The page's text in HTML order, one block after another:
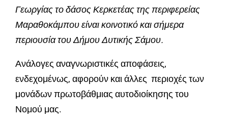
Γεωργίας το δάσος Κερκετέας της περιφερείας
Μαραθοκάμπου είναι κοινοτικό και σήμερα
περιουσία του Δήμου Δυτικής Σάμου.
Ανάλογες αναγνωριστικές αποφάσεις,
ενδεχομένως, αφορούν και άλλες περιοχές των
μονάδων πρωτοβάθμιας αυτοδιοίκησης του
Νομού μας.